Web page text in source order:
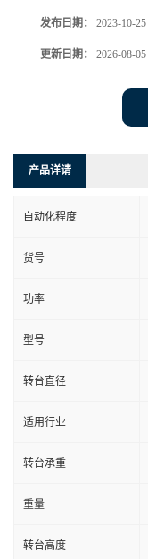
发布日期： 2023-10-25
更新日期： 2026-08-05
产品详请
自动化程度
货号
功率
型号
转台直径
适用行业
转台承重
重量
转台高度